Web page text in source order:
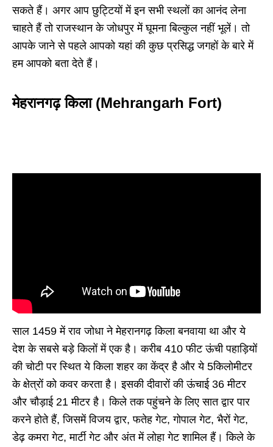
सकते हैं। अगर आप छुट्टियों में इन सभी स्थलों का आनंद लेना
चाहते हैं तो राजस्थान के जोधपुर में घूमना बिल्कुल नहीं भूलें। तो
आपके जाने से पहले आपको यहां की कुछ प्रसिद्ध जगहों के बारे में
हम आपको बता देते हैं।
मेहरानगढ़ किला (Mehrangarh Fort)
साल 1459 में राव जोधा ने मेहरानगढ़ किला बनवाया था और ये
देश के सबसे बड़े किलों में एक है। करीब 410 फीट ऊंची पहाड़ियों
की चोटी पर स्थित ये किला शहर का केंद्र है और ये 5किलोमीटर
के क्षेत्रों को कवर करता है। इसकी दीवारों की ऊंचाई 36 मीटर
और चौड़ाई 21 मीटर है। किले तक पहुंचने के लिए सात द्वार पार
करने होते हैं, जिसमें विजय द्वार, फतेह गेट, गोपाल गेट, भैरों गेट,
डेढ़ कमरा गेट, मार्टी गेट और अंत में लोहा गेट शामिल हैं। किले के